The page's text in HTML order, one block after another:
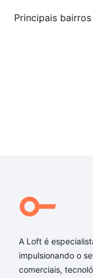
A Loft é
impulsionando o
comerciais,